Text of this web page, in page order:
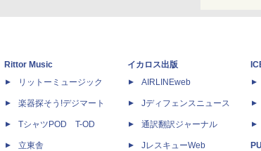
Rittor Music
リットーミュージック
楽器探そう!デジマート
TシャツPOD T-OD
立東舎
イカロス出版
AIRLINEweb
Jディフェンスニュース
通訳翻訳ジャーナル
JレスキューWeb